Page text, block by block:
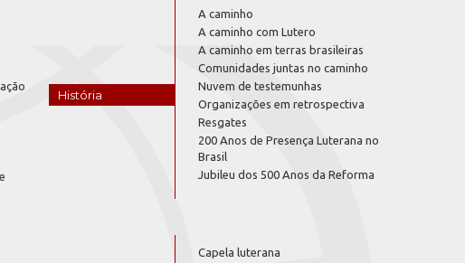
História
A caminho
A caminho com Lutero
A caminho em terras brasileiras
Comunidades juntas no caminho
Nuvem de testemunhas
Organizações em retrospectiva
Resgates
200 Anos de Presença Luterana no
Brasil
Jubileu dos 500 Anos da Reforma
Capela luterana